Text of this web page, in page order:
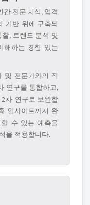
간 전문 지식, 엄격
기반 위에 구축되
, 트렌드 분석 및
해하는 경험 있는
및 전문가와의 직
연구를 통합하고,
차 연구로 보완합
인사이트까지 완
수 있는 예측을
을 적용합니다.